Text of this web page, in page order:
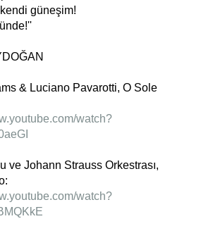
güneşim!
& Luciano Pavarotti, O Sole
watch?
ve Johann Strauss Orkestrası,
watch?